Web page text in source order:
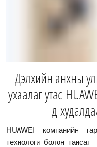
Дэлхийн анхны
ухаалаг утас
д
HUAWEI компанийн
технологи болон